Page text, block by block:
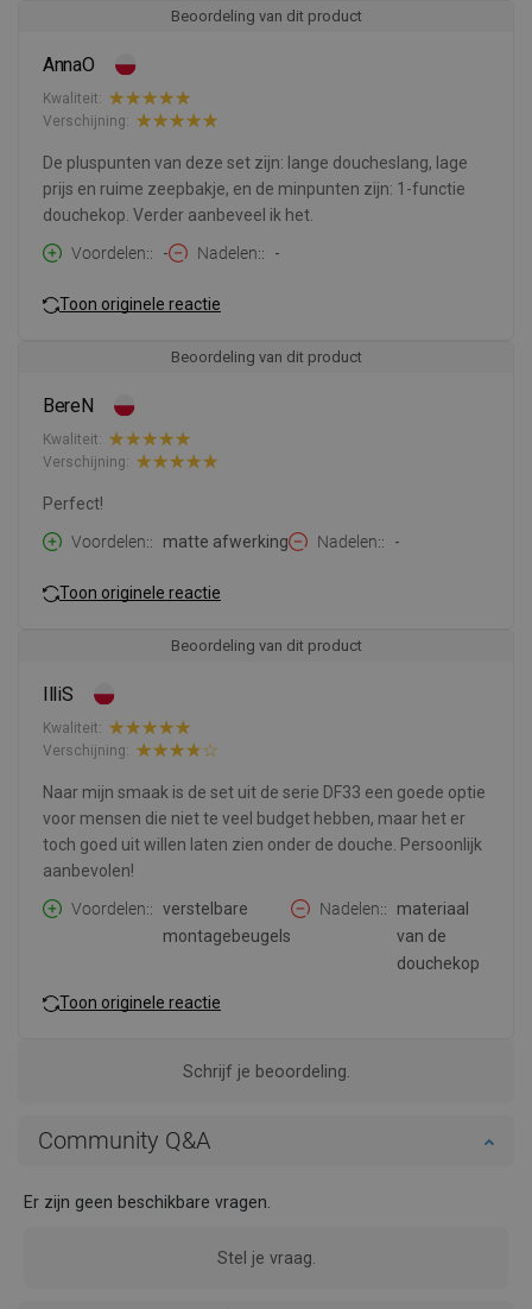
Beoordeling van dit product
AnnaO
Kwaliteit:
Verschijning:
De pluspunten van deze set zijn: lange doucheslang, lage
prijs en ruime zeepbakje, en de minpunten zijn: 1-functie
douchekop. Verder aanbeveel ik het.
Voordelen:
- Nadelen: -
Toon originele reactie
Beoordeling van dit product
BereN
Kwaliteit:
Verschijning:
Perfect!
Voordelen:
matte afwerking Nadelen: -
Toon originele reactie
Beoordeling van dit product
IlliS
Kwaliteit:
Verschijning:
Naar mijn smaak is de set uit de serie DF33 een goede optie
voor mensen die niet te veel budget hebben, maar het er
toch goed uit willen laten zien onder de douche. Persoonlijk
aanbevolen!
Voordelen:
verstelbare
montagebeugels
Nadelen:
materiaal
van de
douchekop
Toon originele reactie
Schrijf je beoordeling.
Community Q&A
Er zijn geen beschikbare vragen.
Stel je vraag.